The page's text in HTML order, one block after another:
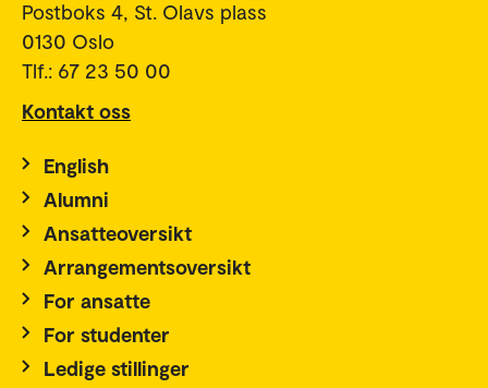
Postboks 4, St. Olavs plass
0130 Oslo
Tlf.: 67 23 50 00
Kontakt oss
English
Alumni
Ansatteoversikt
Arrangementsoversikt
For ansatte
For studenter
Ledige stillinger